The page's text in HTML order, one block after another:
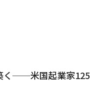
く──米国起業家125